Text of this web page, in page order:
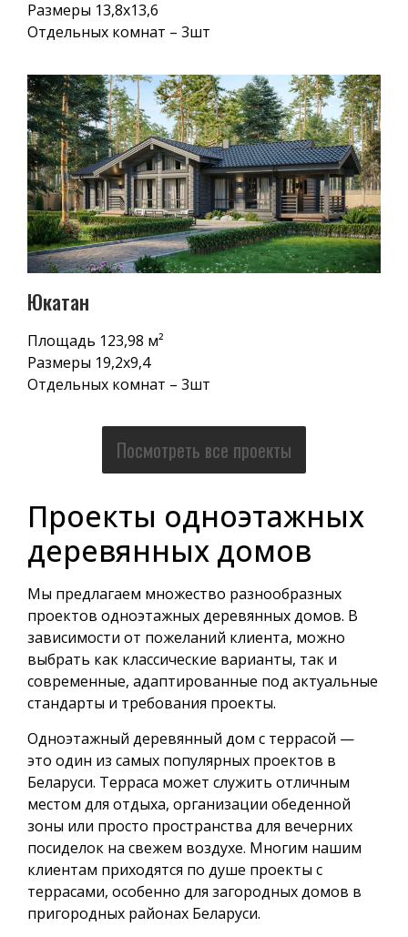
Размеры 13,8х13,6
Отдельных комнат – 3шт
Юкатан
Площадь 123,98 м²
Размеры 19,2х9,4
Отдельных комнат – 3шт
Посмотреть все проекты
Проекты одноэтажных
деревянных домов
Мы предлагаем множество разнообразных
проектов одноэтажных деревянных домов. В
зависимости от пожеланий клиента, можно
выбрать как классические варианты, так и
современные, адаптированные под актуальные
стандарты и требования проекты.
Одноэтажный деревянный дом с террасой —
это один из самых популярных проектов в
Беларуси. Терраса может служить отличным
местом для отдыха, организации обеденной
зоны или просто пространства для вечерних
посиделок на свежем воздухе. Многим нашим
клиентам приходятся по душе проекты с
террасами, особенно для загородных домов в
пригородных районах Беларуси.